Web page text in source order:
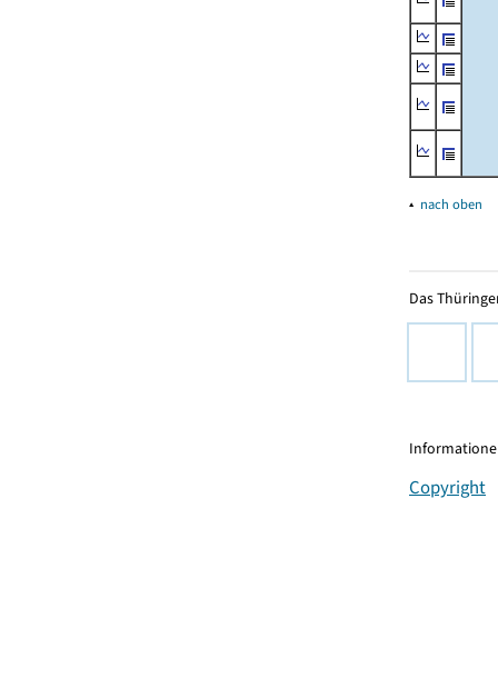
▴ nach oben
Das
Copyright